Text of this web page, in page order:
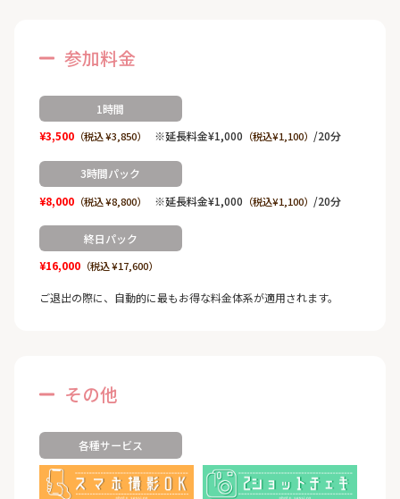
参加料金
1時間
¥3,500（税込 ¥3,850） ※延長料金¥1,000 （税込¥1,100） /20分
3時間パック
¥8,000（税込 ¥8,800） ※延長料金¥1,000 （税込¥1,100） /20分
終日パック
¥16,000（税込 ¥17,600）
ご退出の際に、自動的に最もお得な料金体系が適用されます。
その他
各種サービス